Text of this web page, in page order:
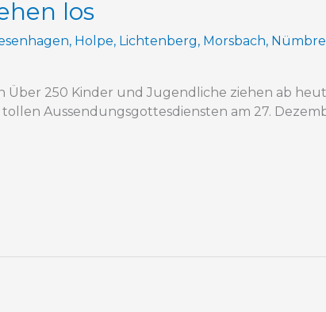
los
, Holpe, Lichtenberg, Morsbach,
250 Kinder und Jugendliche ziehen ab
Aussendungsgottesdiensten am 27.